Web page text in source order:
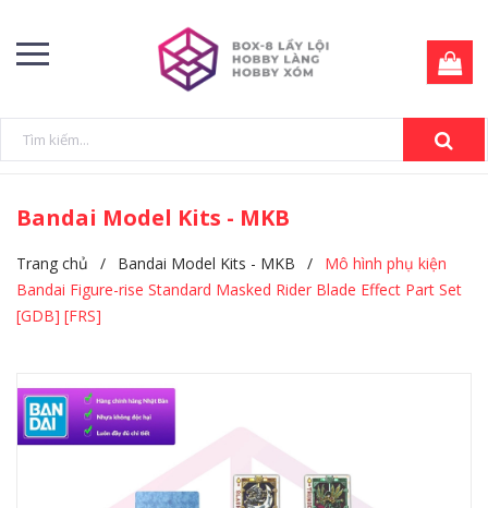
Bandai Model Kits - MKB
Trang chủ / Bandai Model Kits - MKB /
Mô hình phụ kiện
Bandai Figure-rise Standard Masked Rider Blade Effect Part Set
[GDB] [FRS]